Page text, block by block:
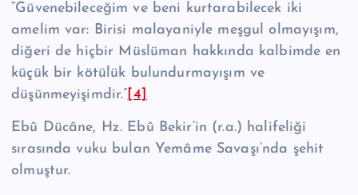
“Güvenebileceğim ve beni kurtarabilecek iki
amelim var: Birisi malayaniyle meşgul olmayışım,
diğeri de hiçbir Müslüman hakkında kalbimde en
küçük bir kötülük bulundurmayışım ve
düşünmeyişimdir.” [4]
Ebû Dücâne, Hz. Ebû Bekir’in (r.a.) halifeliği
sırasında vuku bulan Yemâme Savaşı’nda şehit
olmuştur.